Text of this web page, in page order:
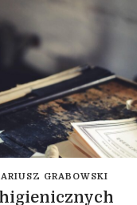
GRABOWSKI
higienicznych